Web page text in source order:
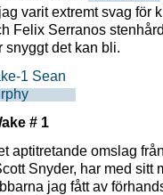
varit extremt svag för
Felix Serranos
snyggt det kan bli.
# 1
aptitretande omslag
Snyder, har med sitt
jag fått av